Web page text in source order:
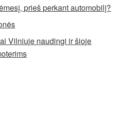
prieš perkant automobilį?
Vilniuje naudingi ir šioje